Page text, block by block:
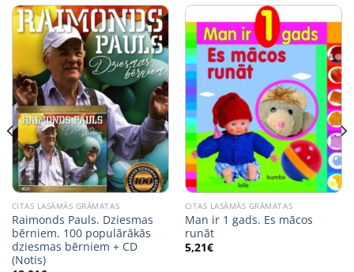
CITAS LASĀMĀS GRĀMATAS
Raimonds Pauls. Dziesmas
bērniem. 100 populārākās
dziesmas bērniem + CD
(Notis)
CITAS LASĀMĀS GRĀMATAS
Man ir 1 gads. Es mācos
runāt
5,21€